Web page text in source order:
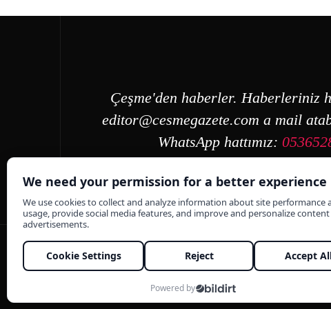
Çeşme'den haberler. Haberleriniz
editor@cesmegazete.com a mail
WhatsApp hattımız: